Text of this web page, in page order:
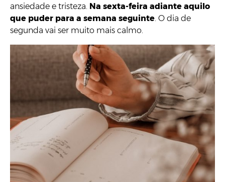
ansiedade e tristeza. Na sexta-feira adiante aquilo
que puder para a semana seguinte. O dia de
segunda vai ser muito mais calmo.